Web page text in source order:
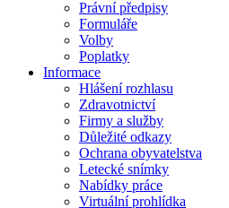
Právní předpisy
Formuláře
Volby
Poplatky
Informace
Hlášení rozhlasu
Zdravotnictví
Firmy a služby
Důležité odkazy
Ochrana obyvatelstva
Letecké snímky
Nabídky práce
Virtuální prohlídka